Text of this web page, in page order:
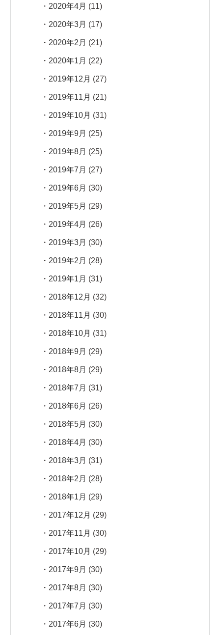
2020年4月 (11)
2020年3月 (17)
2020年2月 (21)
2020年1月 (22)
2019年12月 (27)
2019年11月 (21)
2019年10月 (31)
2019年9月 (25)
2019年8月 (25)
2019年7月 (27)
2019年6月 (30)
2019年5月 (29)
2019年4月 (26)
2019年3月 (30)
2019年2月 (28)
2019年1月 (31)
2018年12月 (32)
2018年11月 (30)
2018年10月 (31)
2018年9月 (29)
2018年8月 (29)
2018年7月 (31)
2018年6月 (26)
2018年5月 (30)
2018年4月 (30)
2018年3月 (31)
2018年2月 (28)
2018年1月 (29)
2017年12月 (29)
2017年11月 (30)
2017年10月 (29)
2017年9月 (30)
2017年8月 (30)
2017年7月 (30)
2017年6月 (30)